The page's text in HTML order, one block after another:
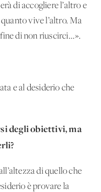
di accogliere l’altro e
vive l’altro. Ma
di non riuscirci...».
e al desiderio che
degli obiettivi, ma
di quello che
è provare la